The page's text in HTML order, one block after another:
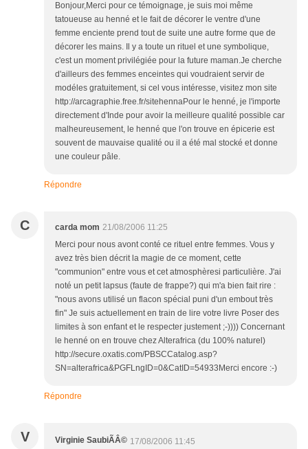
Bonjour,Merci pour ce témoignage, je suis moi même
tatoueuse au henné et le fait de décorer le ventre d'une
femme enciente prend tout de suite une autre forme que de
décorer les mains. Il y a toute un rituel et une symbolique,
c'est un moment privilégiée pour la future maman.Je cherche
d'ailleurs des femmes enceintes qui voudraient servir de
modéles gratuitement, si cel vous intéresse, visitez mon site
http://arcagraphie.free.fr/sitehennaPour le henné, je l'importe
directement d'Inde pour avoir la meilleure qualité possible car
malheureusement, le henné que l'on trouve en épicerie est
souvent de mauvaise qualité ou il a été mal stocké et donne
une couleur pâle.
Répondre
C carda mom 21/08/2006 11:25
Merci pour nous avont conté ce rituel entre femmes. Vous y
avez très bien décrit la magie de ce moment, cette
"communion" entre vous et cet atmosphèresi particulière. J'ai
noté un petit lapsus (faute de frappe?) qui m'a bien fait rire :
"nous avons utilisé un flacon spécial puni d'un embout très
fin" Je suis actuellement en train de lire votre livre Poser des
limites à son enfant et le respecter justement ;-)))) Concernant
le henné on en trouve chez Alterafrica (du 100% naturel)
http://secure.oxatis.com/PBSCCatalog.asp?
SN=alterafrica&PGFLngID=0&CatID=54933Merci encore :-)
Répondre
V Virginie SaubiÃÂ© 17/08/2006 11:45